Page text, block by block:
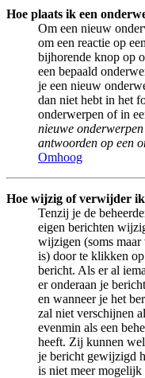
Hoe plaats ik een
Om een nieuw
om een reactie op
bijhorende knop op
een bepaald
je een nieuw
dan niet hebt in het
onderwerpen of in
nieuwe
antwoorden op een
Omhoog
Hoe wijzig of verwijder
Tenzij je de
eigen berichten
wijzigen (soms maar
is) door te klikken
bericht. Als er al
er onderaan je
en wanneer je het
zal niet verschijnen
evenmin als een
heeft. Zij kunnen
je bericht gewijzigd
is niet meer mogelijk